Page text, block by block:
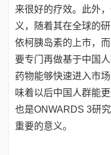
来很好的疗效。此外
义，随着其在全球的
依柯胰岛素的上市，
要专门再做基于中国
药物能够快速进入市
味着以后中国人群能
也是ONWARDS 3研
重要的意义。